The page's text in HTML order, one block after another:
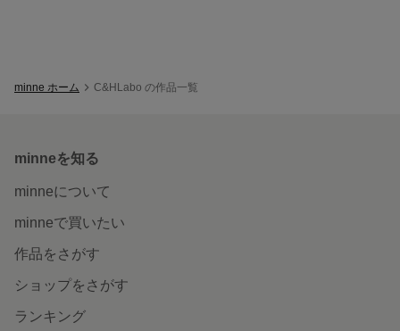
minne ホーム C&HLabo の作品一覧
minneを知る
minneについて
minneで買いたい
作品をさがす
ショップをさがす
ランキング